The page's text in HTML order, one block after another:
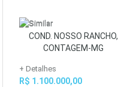
COND. NOSSO RANCHO,
CONTAGEM-MG
+ Detalhes
R$ 1.100.000,00